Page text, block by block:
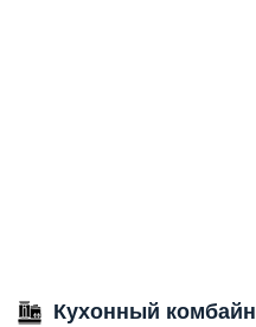
Кухонный комбайн